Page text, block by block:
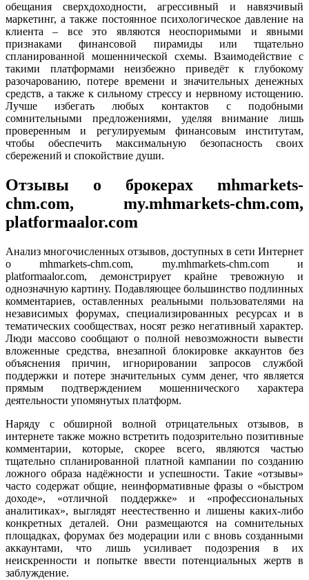
обещания сверхдоходности, агрессивный и навязчивый
маркетинг, а также постоянное психологическое давление на
клиента – все это являются неоспоримыми и явными
признаками финансовой пирамиды или тщательно
спланированной мошеннической схемы. Взаимодействие с
такими платформами неизбежно приведёт к глубокому
разочарованию, потере времени и значительных денежных
средств, а также к сильному стрессу и нервному истощению.
Лучше избегать любых контактов с подобными
сомнительными предложениями, уделяя внимание лишь
проверенным и регулируемым финансовым институтам,
чтобы обеспечить максимальную безопасность своих
сбережений и спокойствие души.
Отзывы о брокерах mhmarkets-
chm.com, my.mhmarkets-chm.com,
platformaalor.com
Анализ многочисленных отзывов, доступных в сети Интернет
о mhmarkets-chm.com, my.mhmarkets-chm.com и
platformaalor.com, демонстрирует крайне тревожную и
однозначную картину. Подавляющее большинство подлинных
комментариев, оставленных реальными пользователями на
независимых форумах, специализированных ресурсах и в
тематических сообществах, носят резко негативный характер.
Люди массово сообщают о полной невозможности вывести
вложенные средства, внезапной блокировке аккаунтов без
объяснения причин, игнорировании запросов службой
поддержки и потере значительных сумм денег, что является
прямым подтверждением мошеннического характера
деятельности упомянутых платформ.
Наряду с обширной волной отрицательных отзывов, в
интернете также можно встретить подозрительно позитивные
комментарии, которые, скорее всего, являются частью
тщательно спланированной платной кампании по созданию
ложного образа надёжности и успешности. Такие «отзывы»
часто содержат общие, неинформативные фразы о «быстром
доходе», «отличной поддержке» и «профессиональных
аналитиках», выглядят неестественно и лишены каких-либо
конкретных деталей. Они размещаются на сомнительных
площадках, форумах без модерации или с вновь созданными
аккаунтами, что лишь усиливает подозрения в их
неискренности и попытке ввести потенциальных жертв в
заблуждение.